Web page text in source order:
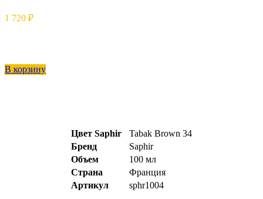
1 720 ₽
В корзину
Цвет Saphir
Tabak Brown 34
Бренд
Saphir
Объем
100 мл
Страна
Франция
Артикул
sphr1004